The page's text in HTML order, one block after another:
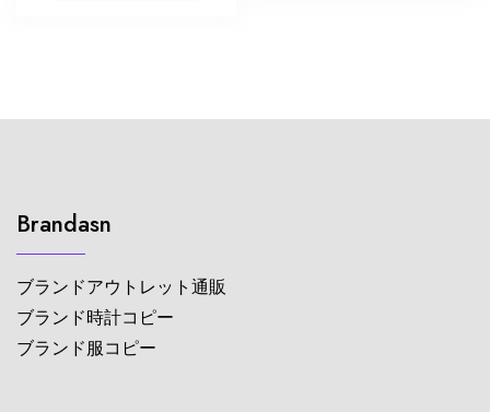
Brandasn
ブランドアウトレット通販
ブランド時計コピー
ブランド服コピー